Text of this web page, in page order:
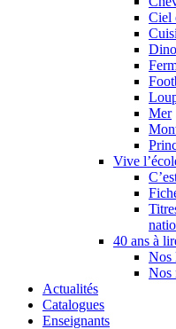
Ciel
Mer
Vive
40 ans à
Nos
Nos
Actualités
Catalogues
Enseignants